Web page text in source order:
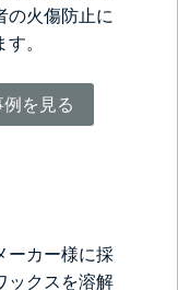
の火傷防止に
。
例を見る
ーカー様に採
ックスを溶解